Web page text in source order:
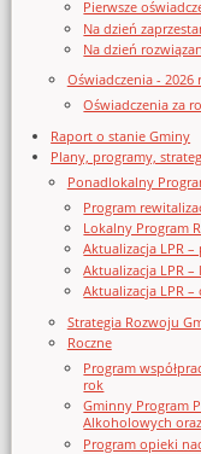
Pierwsze
Na dzień
Na dzień
Oświadczenia - 2026
Oświadczenia za
Raport o stanie Gminy
Plany, programy,
Ponadlokalny
Program
Lokalny Program
Aktualizacja LPR
Aktualizacja LPR –
Aktualizacja LPR –
Strategia Rozwoju
Roczne
Program
rok
Gminny Program
Alkoholowych
Program opieki